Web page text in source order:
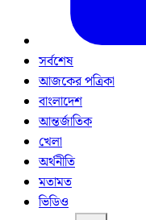
সর্বশেষ
আজকের পত্রিকা
বাংলাদেশ
আন্তর্জাতিক
খেলা
অর্থনীতি
মতামত
ভিডিও